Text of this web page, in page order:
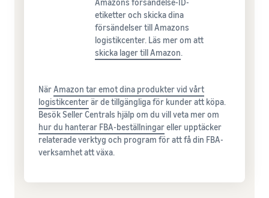
Amazons försändelse-ID-
etiketter och skicka dina
försändelser till Amazons
logistikcenter. Läs mer om att
skicka lager till Amazon.
NärAmazon tar emot dina produkter vid vårt
logistikcenterär de tillgängliga för kunder att köpa.
Besök Seller Centrals hjälp om du vill veta mer om
hur du hanterar FBA-beställningareller upptäcker
relaterade verktyg och program för att få din FBA-
verksamhet att växa.